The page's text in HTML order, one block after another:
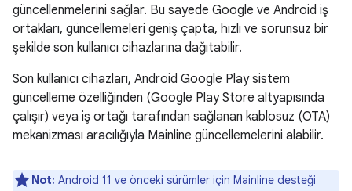
güncellenmelerini sağlar. Bu sayede Google ve Android iş
ortakları, güncellemeleri geniş çapta, hızlı ve sorunsuz bir
şekilde son kullanıcı cihazlarına dağıtabilir.
Son kullanıcı cihazları, Android Google Play sistem
güncelleme özelliğinden (Google Play Store altyapısında
çalışır) veya iş ortağı tarafından sağlanan kablosuz (OTA)
mekanizması aracılığıyla Mainline güncellemelerini alabilir.
Not: Android 11 ve önceki sürümler için Mainline desteği